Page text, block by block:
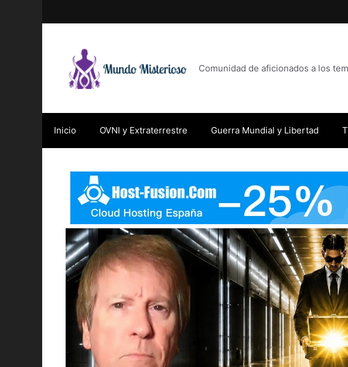
Comunidad de aficionados a los
Inicio OVNI y Extraterrestre Guerra Mundial y Libertad